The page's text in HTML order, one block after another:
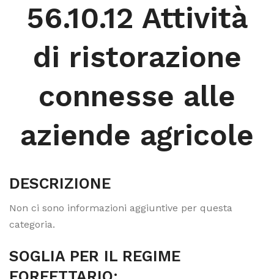
56.10.12 Attività
di ristorazione
connesse alle
aziende agricole
DESCRIZIONE
Non ci sono informazioni aggiuntive per questa
categoria.
SOGLIA PER IL REGIME